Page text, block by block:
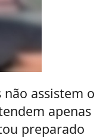
não assistem o
apenas
preparado